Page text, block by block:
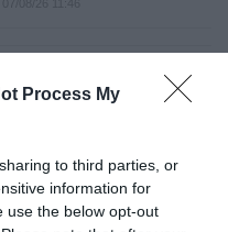
Process My
to third parties, or
information for
use the below opt-out
velocidad caen un
en la muy ‘woke’ ciudad
una imagen de la